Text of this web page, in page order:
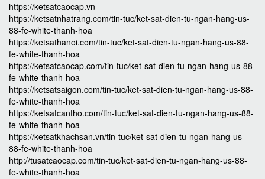
https://ketsatcaocap.vn
https://ketsatnhatrang.com/tin-tuc/ket-sat-dien-tu-ngan-hang-us-
88-fe-white-thanh-hoa
https://ketsathanoi.com/tin-tuc/ket-sat-dien-tu-ngan-hang-us-88-
fe-white-thanh-hoa
https://ketsatcaocap.com/tin-tuc/ket-sat-dien-tu-ngan-hang-us-88-
fe-white-thanh-hoa
https://ketsatsaigon.com/tin-tuc/ket-sat-dien-tu-ngan-hang-us-88-
fe-white-thanh-hoa
https://ketsatcantho.com/tin-tuc/ket-sat-dien-tu-ngan-hang-us-88-
fe-white-thanh-hoa
https://ketsatkhachsan.vn/tin-tuc/ket-sat-dien-tu-ngan-hang-us-
88-fe-white-thanh-hoa
http://tusatcaocap.com/tin-tuc/ket-sat-dien-tu-ngan-hang-us-88-
fe-white-thanh-hoa